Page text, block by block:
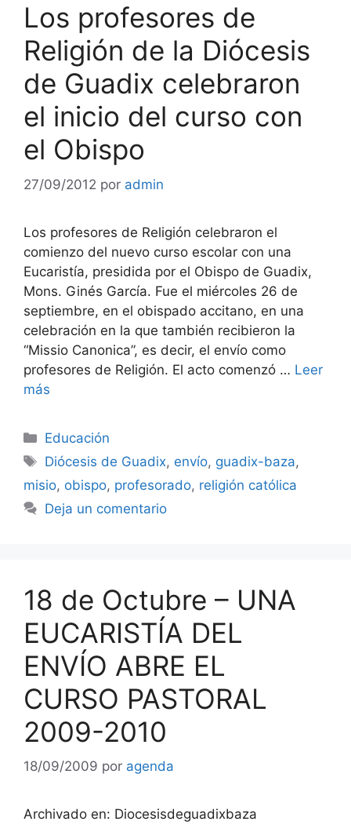
Los profesores de
Religión de la Diócesis
de Guadix celebraron
el inicio del curso con
el Obispo
27/09/2012 por admin
Los profesores de Religión celebraron el
comienzo del nuevo curso escolar con una
Eucaristía, presidida por el Obispo de Guadix,
Mons. Ginés García. Fue el miércoles 26 de
septiembre, en el obispado accitano, en una
celebración en la que también recibieron la
“Missio Canonica”, es decir, el envío como
profesores de Religión. El acto comenzó … Leer
más
Categorías
Educación
Etiquetas
Diócesis de Guadix, envío, guadix-baza,
misio, obispo, profesorado, religión católica
Deja un comentario
18 de Octubre – UNA
EUCARISTÍA DEL
ENVÍO ABRE EL
CURSO PASTORAL
2009-2010
18/09/2009 por agenda
Archivado en: Diocesisdeguadixbaza